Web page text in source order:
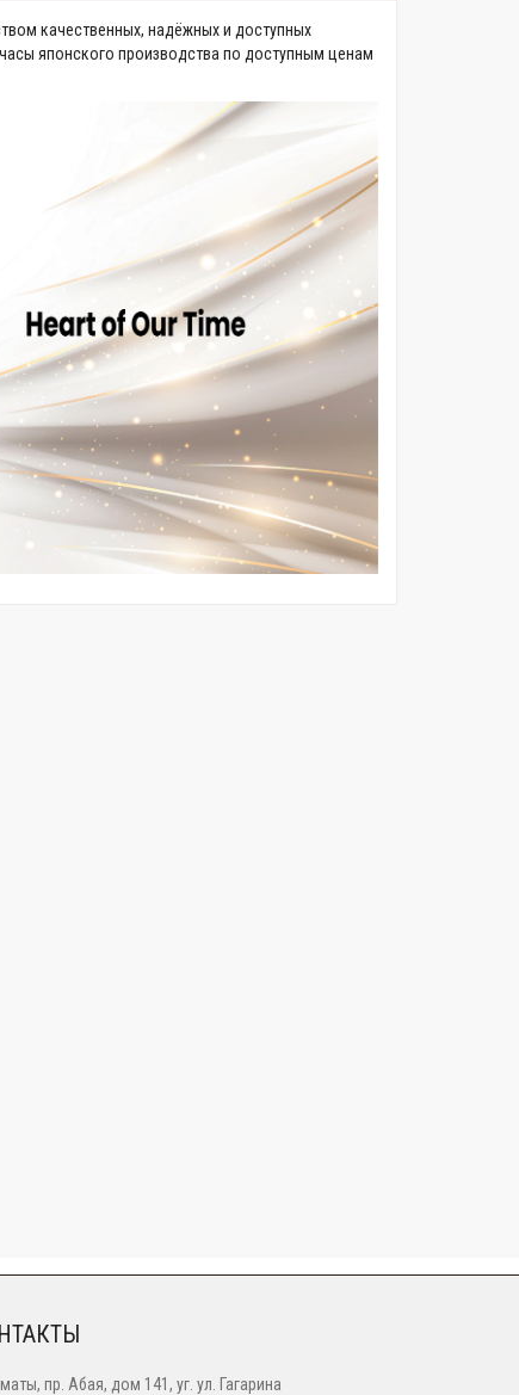
качественных, надёжных и доступных
японского производства по доступным ценам
пр. Абая, дом 141, уг. ул. Гагарина